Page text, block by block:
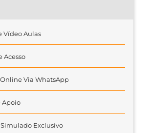
Vídeo Aulas
Acesso
Online Via WhatsApp
Apoio
Exclusivo